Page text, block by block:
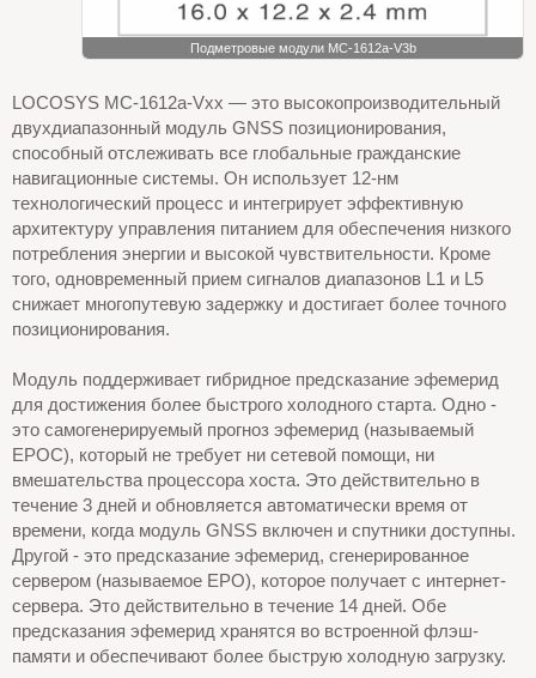
Подметровые модули MC-1612a-V3b
LOCOSYS MC-1612a-Vxx — это высокопроизводительный
двухдиапазонный модуль GNSS позиционирования,
способный отслеживать все глобальные гражданские
навигационные системы. Он использует 12-нм
технологический процесс и интегрирует эффективную
архитектуру управления питанием для обеспечения низкого
потребления энергии и высокой чувствительности. Кроме
того, одновременный прием сигналов диапазонов L1 и L5
снижает многопутевую задержку и достигает более точного
позиционирования.
Модуль поддерживает гибридное предсказание эфемерид
для достижения более быстрого холодного старта. Одно -
это самогенерируемый прогноз эфемерид (называемый
EPOC), который не требует ни сетевой помощи, ни
вмешательства процессора хоста. Это действительно в
течение 3 дней и обновляется автоматически время от
времени, когда модуль GNSS включен и спутники доступны.
Другой - это предсказание эфемерид, сгенерированное
сервером (называемое EPO), которое получает с интернет-
сервера. Это действительно в течение 14 дней. Обе
предсказания эфемерид хранятся во встроенной флэш-
памяти и обеспечивают более быструю холодную загрузку.